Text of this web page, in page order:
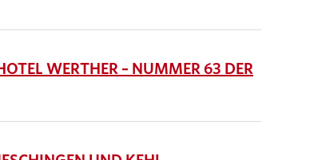
WERTHER – NUMMER 63 DER